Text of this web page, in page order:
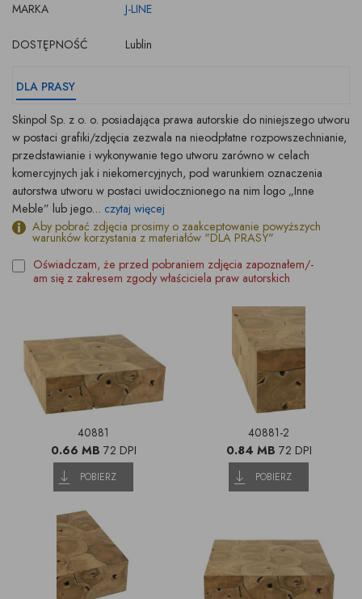
MARKA
J-LINE
DOSTĘPNOŚĆ Lublin
DLA PRASY
Skinpol Sp. z o. o. posiadająca prawa autorskie do niniejszego utworu
w postaci grafiki/zdjęcia zezwala na nieodpłatne rozpowszechnianie,
przedstawianie i wykonywanie tego utworu zarówno w celach
komercyjnych jak i niekomercyjnych, pod warunkiem oznaczenia
autorstwa utworu w postaci uwidocznionego na nim logo „Inne
Meble” lub jego... czytaj więcej
Aby pobrać zdjęcia prosimy o zaakceptowanie powyższych
warunków korzystania z materiałów "DLA PRASY"
Oświadczam, że przed pobraniem zdjęcia zapoznałem/-
am się z zakresem zgody właściciela praw autorskich
40881
0.66 MB 72 DPI
POBIERZ
40881-2
0.84 MB 72 DPI
POBIERZ